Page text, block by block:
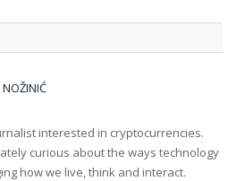
interested in cryptocurrencies.
curious about the ways technology
how we live, think and interact.